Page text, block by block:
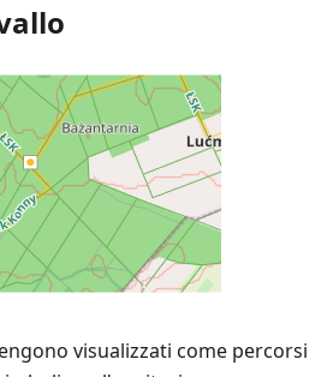
visualizzati come percorsi